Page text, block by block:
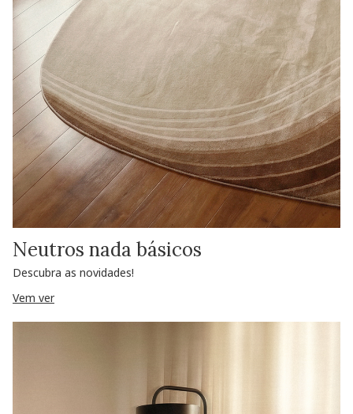
Neutros nada básicos
Descubra as novidades!
Vem ver